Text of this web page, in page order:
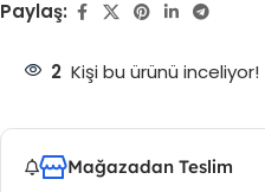
Paylaş:
2 Kişi bu ürünü inceliyor!
Mağazadan Teslim